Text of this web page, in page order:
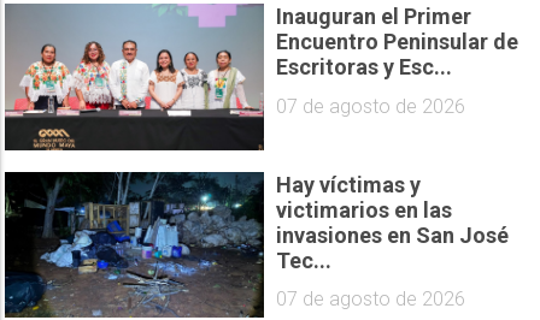
Inauguran el Primer
Encuentro Peninsular de
Escritoras y Esc...
07 de agosto de 2026
Hay víctimas y
victimarios en las
invasiones en San José
Tec...
07 de agosto de 2026